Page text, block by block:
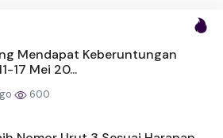
Mendapat Keberuntungan
17 Mei 20...
600